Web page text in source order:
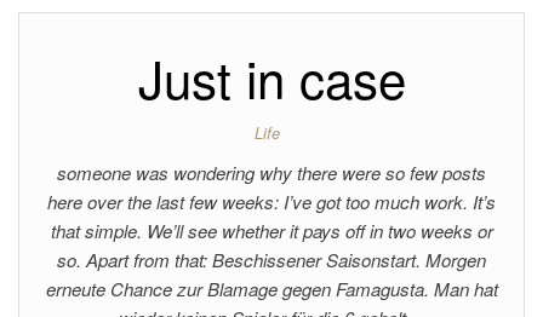
Just in case
Life
someone was wondering why there were so few posts
here over the last few weeks: I’ve got too much work. It’s
that simple. We’ll see whether it pays off in two weeks or
so. Apart from that: Beschissener Saisonstart. Morgen
erneute Chance zur Blamage gegen Famagusta. Man hat